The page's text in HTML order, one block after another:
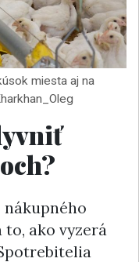
miesta aj na
nákupného
to, ako vyzerá